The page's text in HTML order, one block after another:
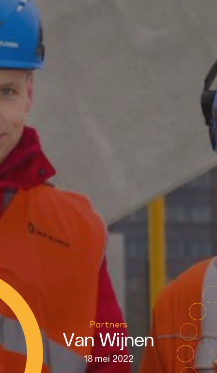
Partners
Van Wijnen
18 mei 2022
Het Elfstedenpark
Nieuwsbrief
Blijf op de hoogte
van het
Elfstedenpark
E-mailadres*